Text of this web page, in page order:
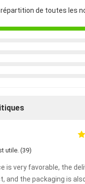
répartition de toutes les
utile. (39)
is very favorable, the
and the packaging is